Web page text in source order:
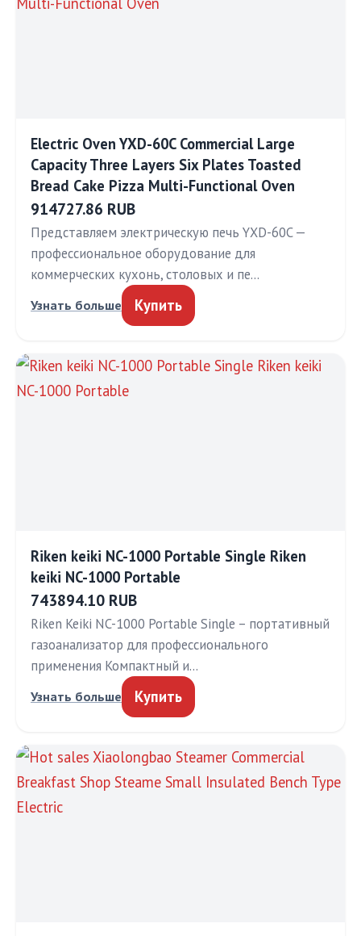
Electric Oven YXD-60C Commercial Large
Capacity Three Layers Six Plates Toasted
Bread Cake Pizza Multi-Functional Oven
914727.86 RUB
Представляем электрическую печь YXD-60C —
профессиональное оборудование для
коммерческих кухонь, столовых и пе…
Узнать больше Купить
Riken keiki NC-1000 Portable Single Riken
keiki NC-1000 Portable
743894.10 RUB
Riken Keiki NC-1000 Portable Single – портативный
газоанализатор для профессионального
применения Компактный и…
Узнать больше Купить